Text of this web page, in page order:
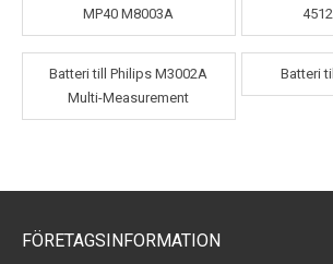
MP40 M8003A
Batteri till Philips M3002A
Multi-Measurement
Batteri
FÖRETAGSINFORMATION